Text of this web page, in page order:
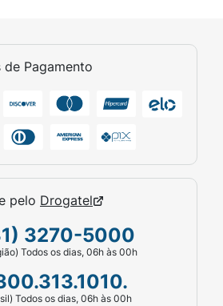
de Pagamento
pelo Drogatel
3270-5000
Todos os dias, 06h às 00h
Todos os dias, 06h às 00h